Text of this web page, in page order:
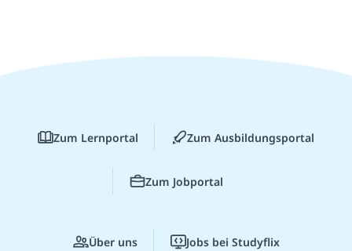
Zum Lernportal Zum Ausbildungsportal
Zum Jobportal
Über uns Jobs bei Studyflix